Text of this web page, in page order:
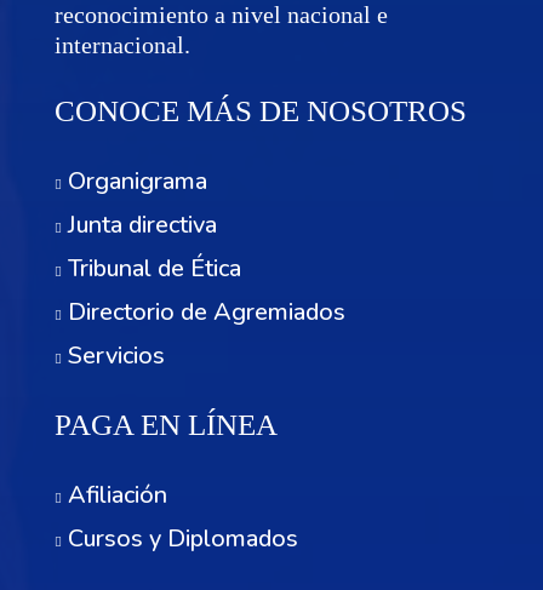
reconocimiento a nivel nacional e
internacional.
CONOCE MÁS DE NOSOTROS
Organigrama
Junta directiva
Tribunal de Ética
Directorio de Agremiados
Servicios
PAGA EN LÍNEA
Afiliación
Cursos y Diplomados